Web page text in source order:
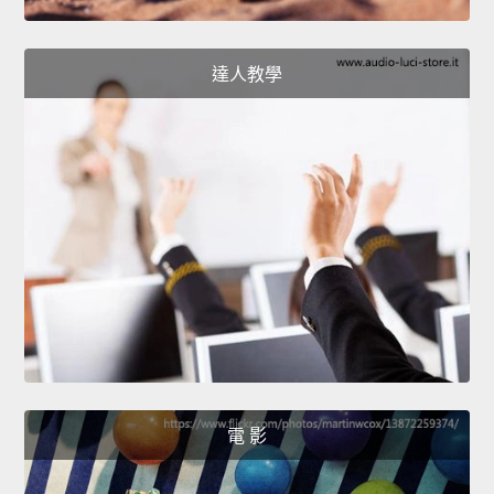
達人教學
電 影